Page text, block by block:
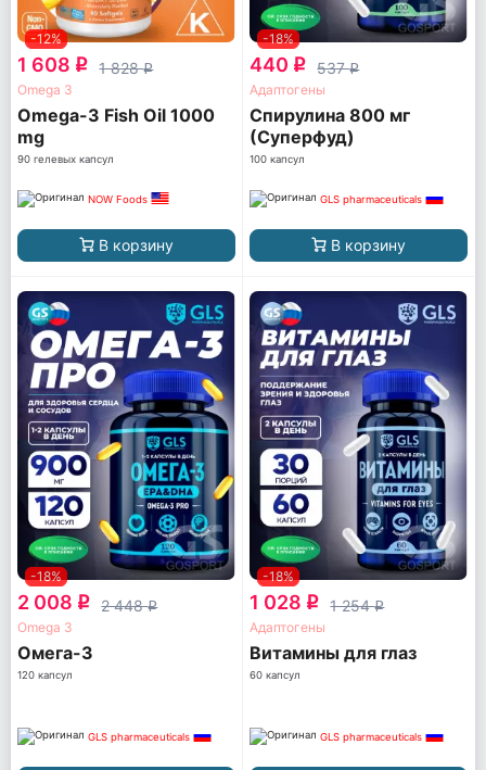
-12%
1 608 q 1 828q
Omega 3
Omega-3 Fish Oil 1000
mg
90 гелевых капсул
NOW Foods
В корзину
-18%
440 q 537q
Адаптогены
Спирулина 800 мг
(Суперфуд)
100 капсул
GLS pharmaceuticals
В корзину
-18%
2 008 q 2 448q
Omega 3
Омега-3
120 капсул
GLS pharmaceuticals
-18%
1 028 q 1 254q
Адаптогены
Витамины для глаз
60 капсул
GLS pharmaceuticals